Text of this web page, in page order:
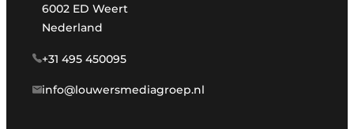
6002 ED Weert
Nederland
+31 495 450095
info@louwersmediagroep.nl